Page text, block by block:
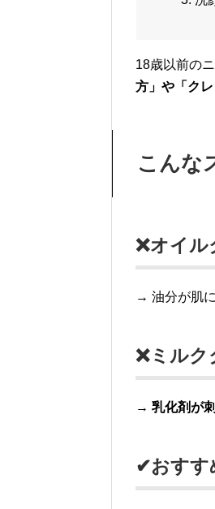
18歳以前の
方」や「クレ
こんな
❌オイ
→ 油分が肌に
❌ミル
→ 乳化剤が
✔おすす